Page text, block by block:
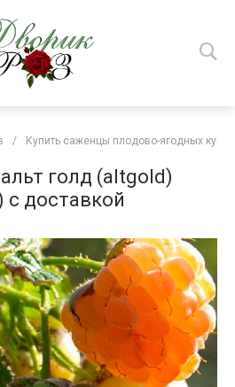
/ Купить саженцы плодово-ягодных
голд (altgold)
с доставкой